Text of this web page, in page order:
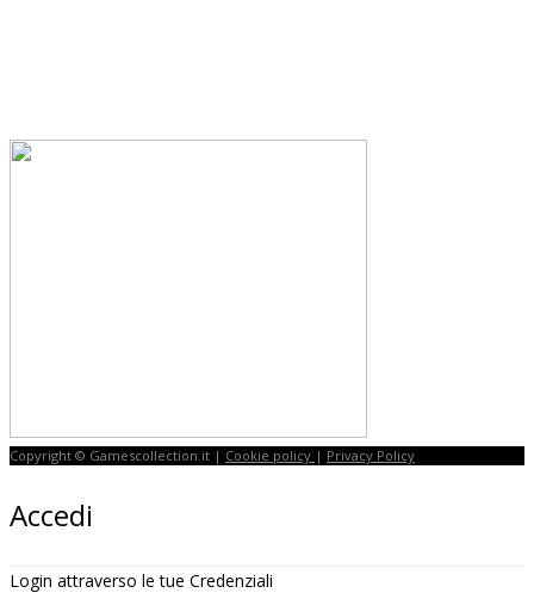
Copyright © Gamescollection.it | Cookie policy | Privacy Policy
Accedi
Login attraverso le tue Credenziali